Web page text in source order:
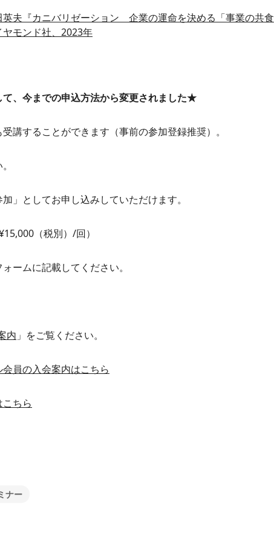
英夫『カニバリゼーション 企業の運命を決める「事業の共食
モンド社、2023年
、今までの申込方法から変更されました★
講することができます（事前の参加登録推奨）。
」としてお申し込みしていただけます。
（税別）/回）
ームに記載してください。
内 」をご覧ください。
員の入会案内はこちら
ちら
ナー